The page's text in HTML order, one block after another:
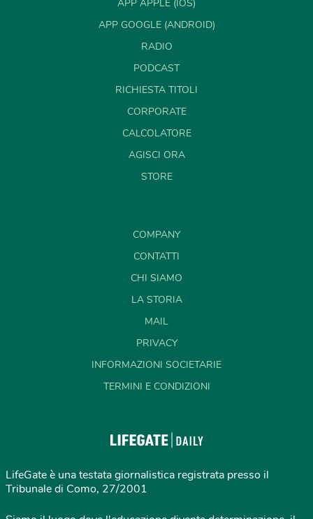
APP APPLE (IOS)
APP GOOGLE (ANDROID)
RADIO
PODCAST
RICHIESTA TITOLI
CORPORATE
CALCOLATORE
AGISCI ORA
STORE
COMPANY
CONTATTI
CHI SIAMO
LA STORIA
MAIL
PRIVACY
INFORMAZIONI SOCIETARIE
TERMINI E CONDIZIONI
LifeGate è una testata giornalistica registrata presso il
Tribunale di Como, 27/2001